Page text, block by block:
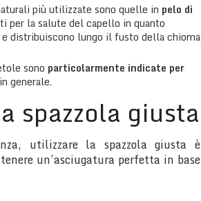
più utilizzate sono quelle in pelo di
per la salute del capello in quanto
distribuiscono lungo il fusto della chioma
sono particolarmente indicate per
generale.
spazzola giusta
utilizzare la spazzola giusta è
un’asciugatura perfetta in base